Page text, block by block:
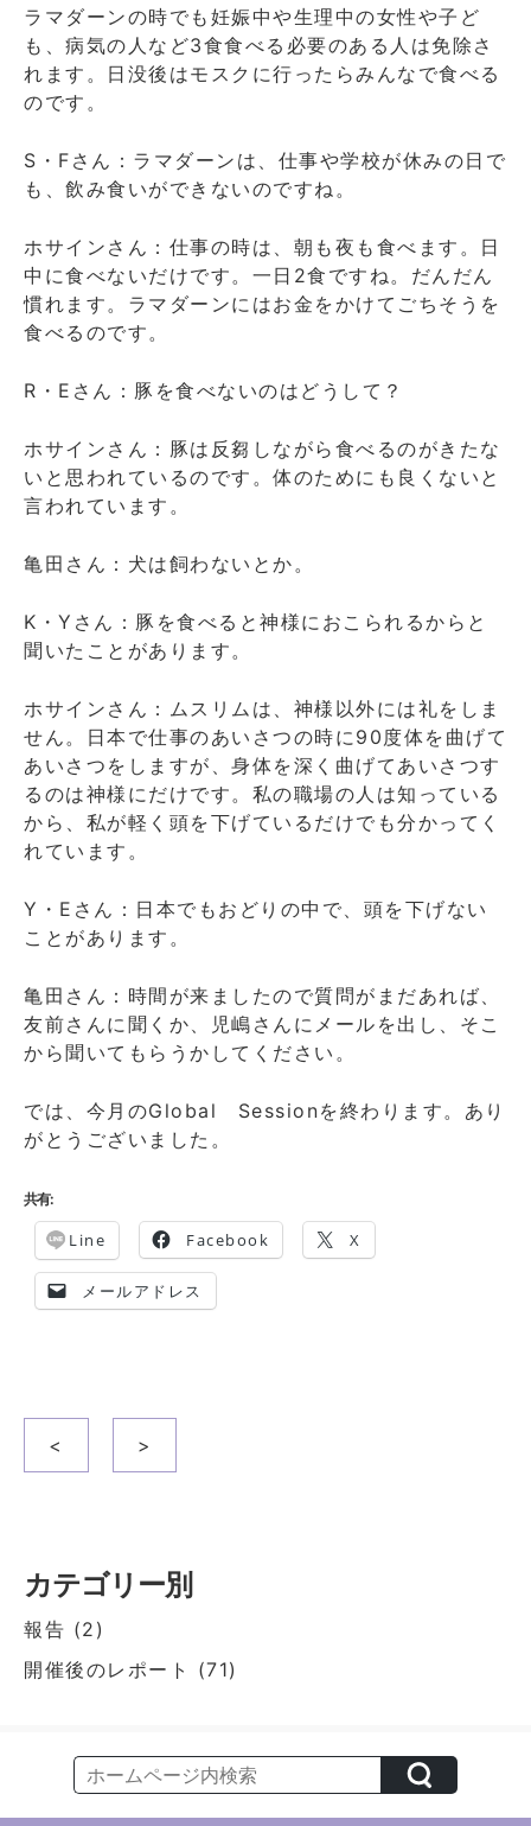
ラマダーンの時でも妊娠中や生理中の女性や子ど
も、病気の人など3食食べる必要のある人は免除さ
れます。日没後はモスクに行ったらみんなで食べる
のです。
S・Fさん：ラマダーンは、仕事や学校が休みの日で
も、飲み食いができないのですね。
ホサインさん：仕事の時は、朝も夜も食べます。日
中に食べないだけです。一日2食ですね。だんだん
慣れます。ラマダーンにはお金をかけてごちそうを
食べるのです。
R・Eさん：豚を食べないのはどうして？
ホサインさん：豚は反芻しながら食べるのがきたな
いと思われているのです。体のためにも良くないと
言われています。
亀田さん：犬は飼わないとか。
K・Yさん：豚を食べると神様におこられるからと
聞いたことがあります。
ホサインさん：ムスリムは、神様以外には礼をしま
せん。日本で仕事のあいさつの時に90度体を曲げて
あいさつをしますが、身体を深く曲げてあいさつす
るのは神様にだけです。私の職場の人は知っている
から、私が軽く頭を下げているだけでも分かってく
れています。
Y・Eさん：日本でもおどりの中で、頭を下げない
ことがあります。
亀田さん：時間が来ましたので質問がまだあれば、
友前さんに聞くか、児嶋さんにメールを出し、そこ
から聞いてもらうかしてください。
では、今月のGlobal Sessionを終わります。あり
がとうございました。
共有:
Line Facebook X
メールアドレス
稿
ョ
< >
カテゴリー別
報告 (2)
開催後のレポート
(71)